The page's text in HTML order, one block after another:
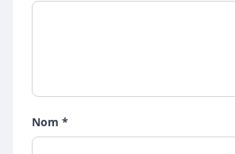
Nom *